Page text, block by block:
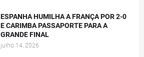
ESPANHA HUMILHA A FRANÇA POR 2-0
E CARIMBA PASSAPORTE PARA A
GRANDE FINAL
julho 14, 2026